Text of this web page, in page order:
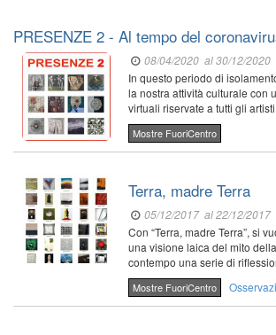
PRESENZE 2 - Al tempo del
08/04/2020 al 30/12/2020
In questo periodo di
la nostra attività culturale con
virtuali riservate a tutti gli
Mostre FuoriCentro
Terra, madre Terra
05/12/2017 al 22/12/2017
Con “Terra, madre Terra”, si
una visione laica del mito
contempo una serie di
Mostre FuoriCentro